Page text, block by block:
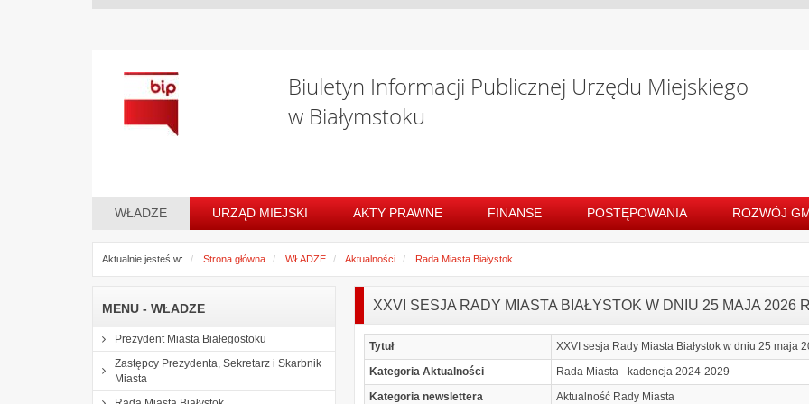
Biuletyn Informacji Publicznej Urzędu Miejskiego
w Białymstoku
WŁADZE URZĄD MIEJSKI AKTY PRAWNE FINANSE POSTĘPOWANIA ROZWÓJ
Aktualnie jesteś w: Strona główna WŁADZE Aktualności Rada Miasta Białystok
MENU - WŁADZE
Prezydent Miasta Białegostoku
Zastępcy Prezydenta, Sekretarz i Skarbnik
Miasta
XXVI SESJA RADY MIASTA BIAŁYSTOK W DNIU 25 MAJA 2026
Tytuł
XXVI sesja Rady Miasta Białystok w dniu 25 maja
Kategoria Aktualności
Rada Miasta - kadencja 2024-2029
Kategoria newslettera
Aktualność Rady Miasta